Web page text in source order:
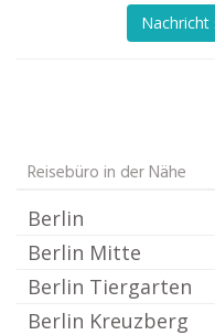
Nachricht
Reisebüro in der Nähe
Berlin
Berlin Mitte
Berlin Tiergarten
Berlin Kreuzberg